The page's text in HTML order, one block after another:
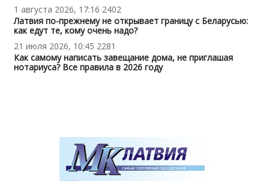
1 августа 2026, 17:16 2402
Латвия по-прежнему не открывает границу с Беларусью:
как едут те, кому очень надо?
21 июля 2026, 10:45 2281
Как самому написать завещание дома, не приглашая
нотариуса? Все правила в 2026 году